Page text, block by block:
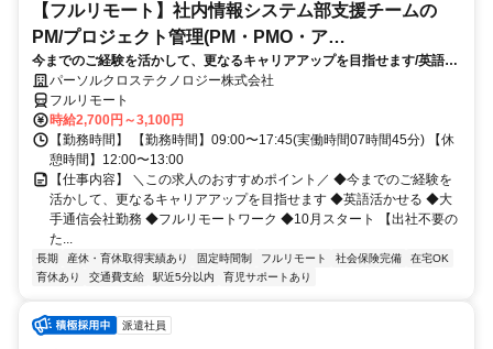
【フルリモート】社内情報システム部支援チームの
PM/プロジェクト管理(PM・PMO・ア
シ)_N260774362
今までのご経験を活かして、更なるキャリアアップを目指せます/英語活
かせる/大手通信会社勤務/フルリモートワーク/10月スタート
パーソルクロステクノロジー株式会社
フルリモート
時給2,700円～3,100円
【勤務時間】 【勤務時間】09:00〜17:45(実働時間07時間45分) 【休
憩時間】12:00〜13:00
【仕事内容】 ＼この求人のおすすめポイント／ ◆今までのご経験を
活かして、更なるキャリアアップを目指せます ◆英語活かせる ◆大
手通信会社勤務 ◆フルリモートワーク ◆10月スタート 【出社不要の
た...
長期 産休・育休取得実績あり 固定時間制 フルリモート 社会保険完備
在宅OK
育休あり
交通費支給 駅近5分以内 育児サポートあり
派遣社員